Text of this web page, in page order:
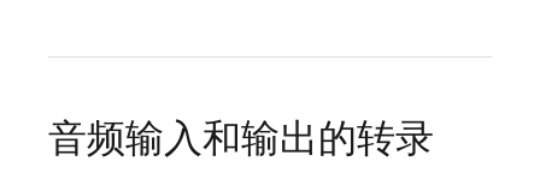
音频输入和输出的转录